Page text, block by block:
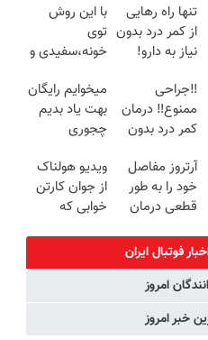
تنها راه رهایی
از کمر درد بدون
نیاز به دارو!
با این روش
توی
خونه،سفیدی و
برگردون
(40%off)
‼️جراحی
ممنوع‼️ درمان
کمر درد بدون
نقاهت
میخوایم رایگان
بهت یاد بدیم
چجوری
نداری امتحانش
مجانیه
آرتروز مفاصل
خود را به طور
قطعی درمان
◗پرسش‌نامه◖
ویدیو هولناک
از جوان کارتن
خوابی که
فوتبال ايران
امروز
خبر امروز